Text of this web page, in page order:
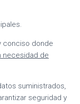
conciso donde
necesidad de
suministrados,
seguridad y